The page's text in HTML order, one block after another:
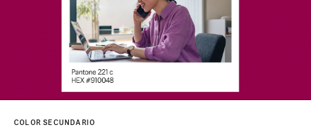
COLOR SECUNDARIO